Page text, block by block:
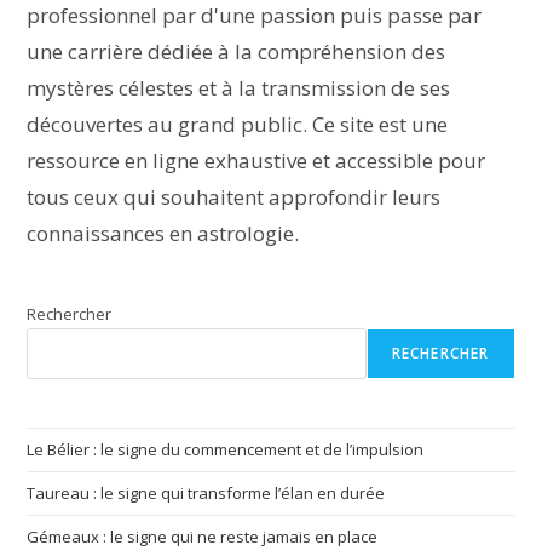
professionnel par d'une passion puis passe par
une carrière dédiée à la compréhension des
mystères célestes et à la transmission de ses
découvertes au grand public. Ce site est une
ressource en ligne exhaustive et accessible pour
tous ceux qui souhaitent approfondir leurs
connaissances en astrologie.
Rechercher
RECHERCHER
Le Bélier : le signe du commencement et de l’impulsion
Taureau : le signe qui transforme l’élan en durée
Gémeaux : le signe qui ne reste jamais en place